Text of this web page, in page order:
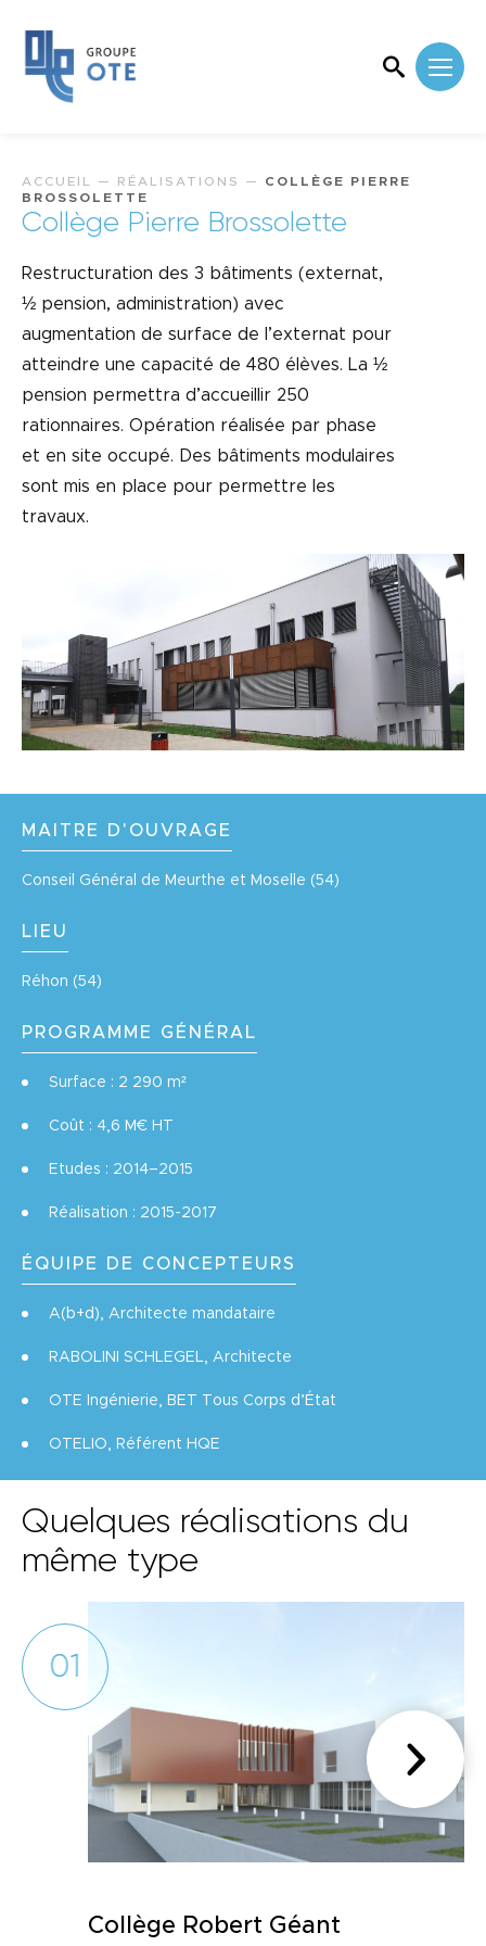
ACCUEIL — RÉALISATIONS — COLLÈGE PIERRE
BROSSOLETTE
Collège Pierre Brossolette
Restructuration des 3 bâtiments (externat,
½ pension, administration) avec
augmentation de surface de l’externat pour
atteindre une capacité de 480 élèves. La ½
pension permettra d’accueillir 250
rationnaires. Opération réalisée par phase
et en site occupé. Des bâtiments modulaires
sont mis en place pour permettre les
travaux.
MAITRE D'OUVRAGE
Conseil Général de Meurthe et Moselle (54)
LIEU
Réhon (54)
PROGRAMME GÉNÉRAL
Surface : 2 290 m²
Coût : 4,6 M€ HT
Etudes : 2014–2015
Réalisation : 2015-2017
ÉQUIPE DE CONCEPTEURS
A(b+d), Architecte mandataire
RABOLINI SCHLEGEL, Architecte
OTE Ingénierie, BET Tous Corps d’État
OTELIO, Référent HQE
Quelques réalisations du
même type
01
Collège Robert Géant